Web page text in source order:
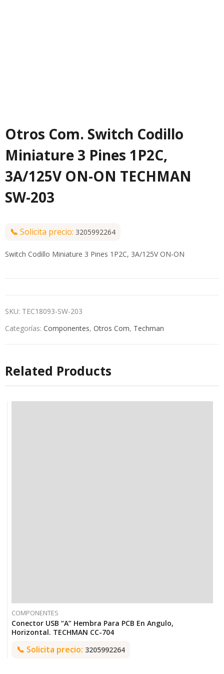
Otros Com. Switch Codillo
Miniature 3 Pines 1P2C,
3A/125V ON-ON TECHMAN
SW-203
📞 Solicita precio: 3205992264
Switch Codillo Miniature 3 Pines 1P2C, 3A/125V ON-ON
SKU: TEC18093-SW-203
Categorías: Componentes, Otros Com, Techman
Related Products
COMPONENTES
Conector USB “A” Hembra Para PCB En Angulo,
Horizontal. TECHMAN CC-704
📞 Solicita precio: 3205992264